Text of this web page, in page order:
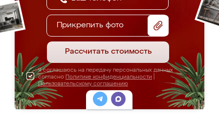
Прикрепить фото
Рассчитать стоимость
Я соглашаюсь на передачу персональных данных
согласно Политике конфиденциальности
Пользовательскому соглашению